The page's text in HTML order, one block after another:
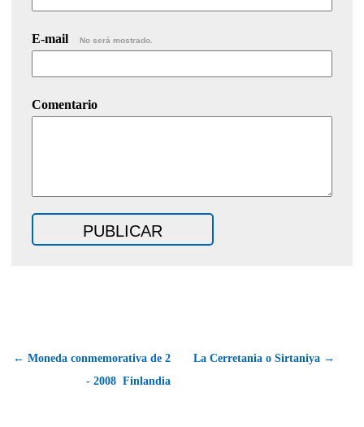
E-mail No será mostrado.
Comentario
← Moneda conmemorativa de 2
- 2008  Finlandia
La Cerretania o Sirtaniya →